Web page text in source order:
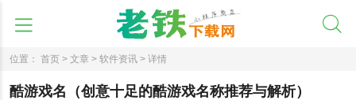
位置： 首页 > 文章 > 软件资讯 > 详情
酷游戏名（创意十足的酷游戏名称推荐与解析）